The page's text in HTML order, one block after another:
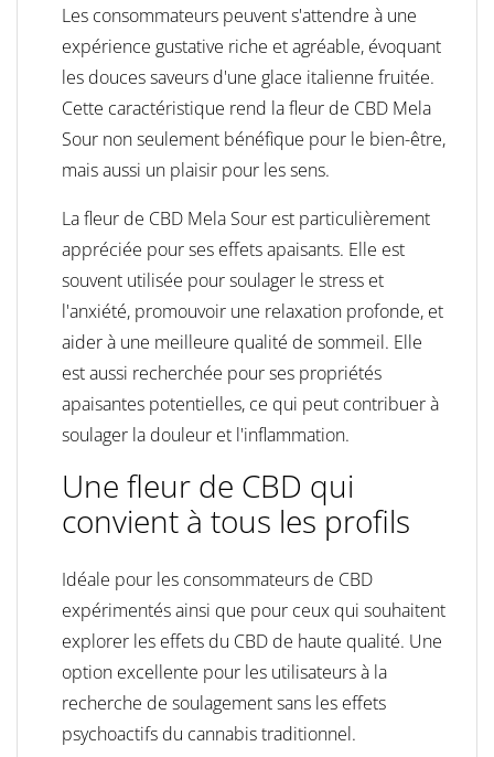
Les consommateurs peuvent s'attendre à une
expérience gustative riche et agréable, évoquant
les douces saveurs d'une glace italienne fruitée.
Cette caractéristique rend la fleur de CBD Mela
Sour non seulement bénéfique pour le bien-être,
mais aussi un plaisir pour les sens.
La fleur de CBD Mela Sour est particulièrement
appréciée pour ses effets apaisants. Elle est
souvent utilisée pour soulager le stress et
l'anxiété, promouvoir une relaxation profonde, et
aider à une meilleure qualité de sommeil. Elle
est aussi recherchée pour ses propriétés
apaisantes potentielles, ce qui peut contribuer à
soulager la douleur et l'inflammation.
Une fleur de CBD qui
convient à tous les profils
Idéale pour les consommateurs de CBD
expérimentés ainsi que pour ceux qui souhaitent
explorer les effets du CBD de haute qualité. Une
option excellente pour les utilisateurs à la
recherche de soulagement sans les effets
psychoactifs du cannabis traditionnel.